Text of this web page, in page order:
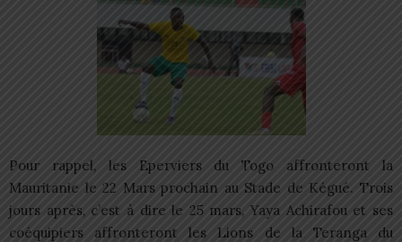
Pour rappel, les Eperviers du Togo affronteront la
Mauritanie le 22 Mars prochain au Stade de Kégué. Trois
jours après, c’est à dire le 25 mars, Yaya Achirafou et ses
coéquipiers affronteront les Lions de la Teranga du